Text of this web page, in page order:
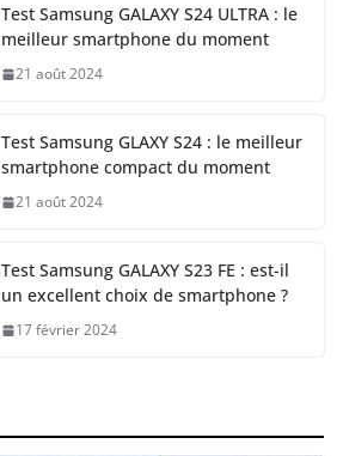
Test Samsung GALAXY S24 ULTRA : le
meilleur smartphone du moment
21 août 2024
Test Samsung GLAXY S24 : le meilleur
smartphone compact du moment
21 août 2024
Test Samsung GALAXY S23 FE : est-il
un excellent choix de smartphone ?
17 février 2024